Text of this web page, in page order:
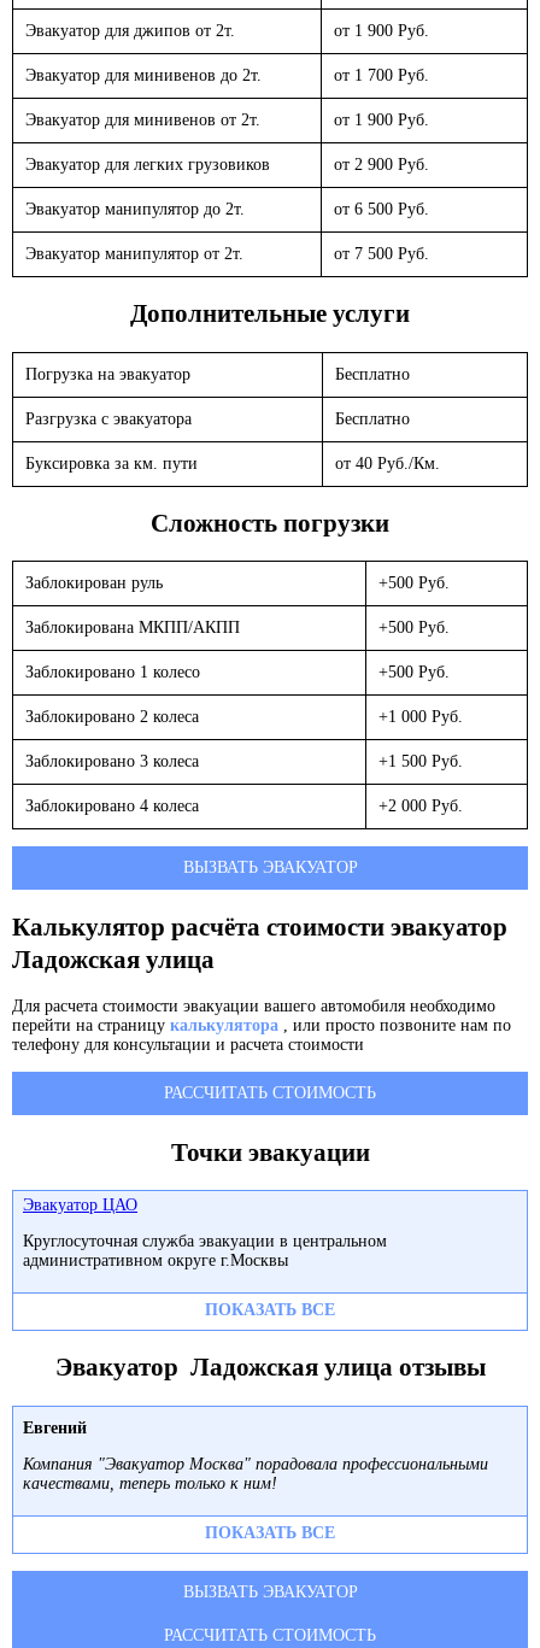
Эвакуатор для джипов от 2т. от 1 900 Руб.
Эвакуатор для минивенов до 2т. от 1 700 Руб.
Эвакуатор для минивенов от 2т. от 1 900 Руб.
Эвакуатор для легких грузовиков от 2 900 Руб.
Эвакуатор манипулятор до 2т. от 6 500 Руб.
Эвакуатор манипулятор от 2т. от 7 500 Руб.
Дополнительные услуги
Погрузка на эвакуатор Бесплатно
Разгрузка с эвакуатора Бесплатно
Буксировка за км. пути от 40 Руб./Км.
Сложность погрузки
Заблокирован руль +500 Руб.
Заблокирована МКПП/АКПП +500 Руб.
Заблокировано 1 колесо +500 Руб.
Заблокировано 2 колеса +1 000 Руб.
Заблокировано 3 колеса +1 500 Руб.
Заблокировано 4 колеса +2 000 Руб.
ВЫЗВАТЬ ЭВАКУАТОР
Калькулятор расчёта стоимости эвакуатор
Ладожская улица
Для расчета стоимости эвакуации вашего автомобиля необходимо
перейти на страницу калькулятора , или просто позвоните нам по
телефону для консультации и расчета стоимости
РАССЧИТАТЬ СТОИМОСТЬ
Точки эвакуации
Эвакуатор ЦАО
Круглосуточная служба эвакуации в центральном
административном округе г.Москвы
ПОКАЗАТЬ ВСЕ
Эвакуатор Ладожская улица отзывы
Евгений
Компания "Эвакуатор Москва" порадовала профессиональными
качествами, теперь только к ним!
ПОКАЗАТЬ ВСЕ
ВЫЗВАТЬ ЭВАКУАТОР
РАССЧИТАТЬ СТОИМОСТЬ